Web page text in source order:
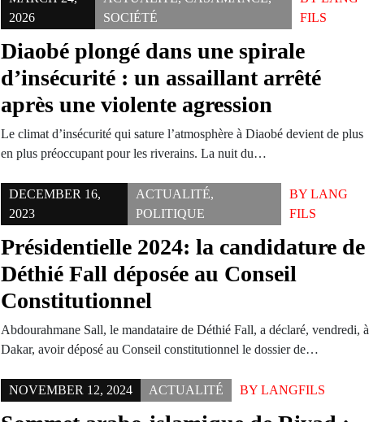
2026
SOCIÉTÉ
FILS
Diaobé plongé dans une spirale
d’insécurité : un assaillant arrêté
après une violente agression
Le climat d’insécurité qui sature l’atmosphère à Diaobé devient de plus
en plus préoccupant pour les riverains. La nuit du…
DECEMBER 16,
2023
ACTUALITÉ,
POLITIQUE
BYLANG
FILS
Présidentielle 2024: la candidature de
Déthié Fall déposée au Conseil
Constitutionnel
Abdourahmane Sall, le mandataire de Déthié Fall, a déclaré, vendredi, à
Dakar, avoir déposé au Conseil constitutionnel le dossier de…
NOVEMBER 12, 2024 ACTUALITÉ BYLANGFILS